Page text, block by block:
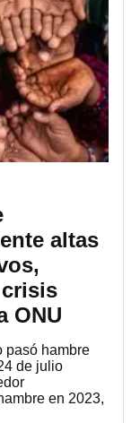
altas
ONU
pasó hambre
de julio
en 2023,